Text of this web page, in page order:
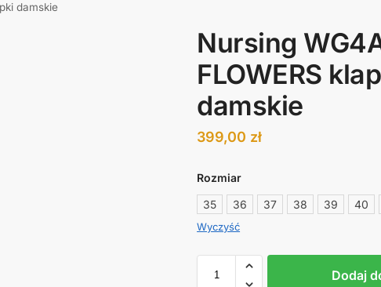
damskie
Nursing
FLOWERS
damskie
399,00 zł
Rozmiar
35
36 37 38 39 40
Wyczyść
Dodaj